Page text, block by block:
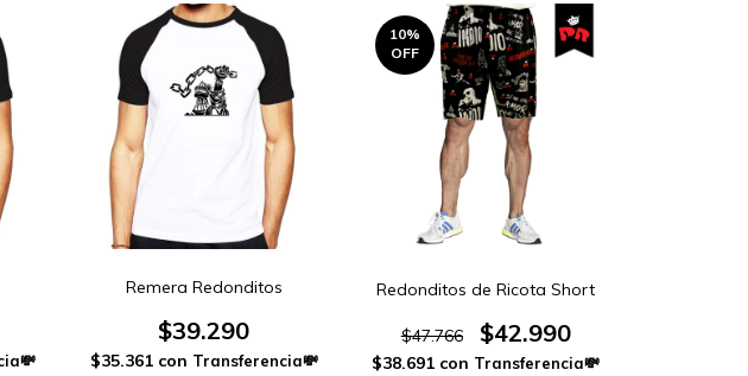
Remera Redonditos
$39.290
$35.361 con
10%
OFF
Redonditos de Ricota Short
$47.766 $42.990
$38.691 con